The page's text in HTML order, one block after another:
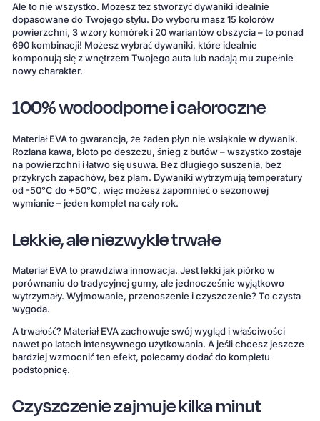
Ale to nie wszystko. Możesz też stworzyć dywaniki idealnie
dopasowane do Twojego stylu. Do wyboru masz 15 kolorów
powierzchni, 3 wzory komórek i 20 wariantów obszycia – to ponad
690 kombinacji! Możesz wybrać dywaniki, które idealnie
komponują się z wnętrzem Twojego auta lub nadają mu zupełnie
nowy charakter.
100% wodoodporne i całoroczne
Materiał EVA to gwarancja, że żaden płyn nie wsiąknie w dywanik.
Rozlana kawa, błoto po deszczu, śnieg z butów – wszystko zostaje
na powierzchni i łatwo się usuwa. Bez długiego suszenia, bez
przykrych zapachów, bez plam. Dywaniki wytrzymują temperatury
od -50°C do +50°C, więc możesz zapomnieć o sezonowej
wymianie – jeden komplet na cały rok.
Lekkie, ale niezwykle trwałe
Materiał EVA to prawdziwa innowacja. Jest lekki jak piórko w
porównaniu do tradycyjnej gumy, ale jednocześnie wyjątkowo
wytrzymały. Wyjmowanie, przenoszenie i czyszczenie? To czysta
wygoda.
A trwałość? Materiał EVA zachowuje swój wygląd i właściwości
nawet po latach intensywnego użytkowania. A jeśli chcesz jeszcze
bardziej wzmocnić ten efekt, polecamy dodać do kompletu
podstopnicę.
Czyszczenie zajmuje kilka minut